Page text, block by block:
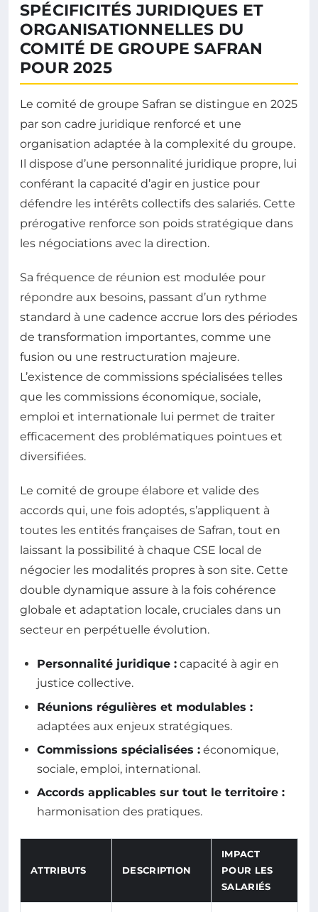
SPÉCIFICITÉS JURIDIQUES ET
ORGANISATIONNELLES DU
COMITÉ DE GROUPE SAFRAN
POUR 2025
Le comité de groupe Safran se distingue en 2025
par son cadre juridique renforcé et une
organisation adaptée à la complexité du groupe.
Il dispose d’une personnalité juridique propre, lui
conférant la capacité d’agir en justice pour
défendre les intérêts collectifs des salariés. Cette
prérogative renforce son poids stratégique dans
les négociations avec la direction.
Sa fréquence de réunion est modulée pour
répondre aux besoins, passant d’un rythme
standard à une cadence accrue lors des périodes
de transformation importantes, comme une
fusion ou une restructuration majeure.
L’existence de commissions spécialisées telles
que les commissions économique, sociale,
emploi et internationale lui permet de traiter
efficacement des problématiques pointues et
diversifiées.
Le comité de groupe élabore et valide des
accords qui, une fois adoptés, s’appliquent à
toutes les entités françaises de Safran, tout en
laissant la possibilité à chaque CSE local de
négocier les modalités propres à son site. Cette
double dynamique assure à la fois cohérence
globale et adaptation locale, cruciales dans un
secteur en perpétuelle évolution.
Personnalité juridique : capacité à agir en
justice collective.
Réunions régulières et modulables :
adaptées aux enjeux stratégiques.
Commissions spécialisées : économique,
sociale, emploi, international.
Accords applicables sur tout le territoire :
harmonisation des pratiques.
ATTRIBUTS DESCRIPTION
IMPACT
POUR LES
SALARIÉS